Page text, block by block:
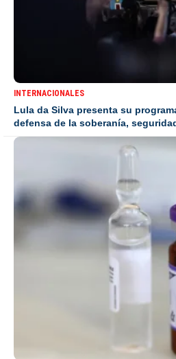
INTERNACIONALES
Lula da Silva presenta su
defensa de la soberanía,